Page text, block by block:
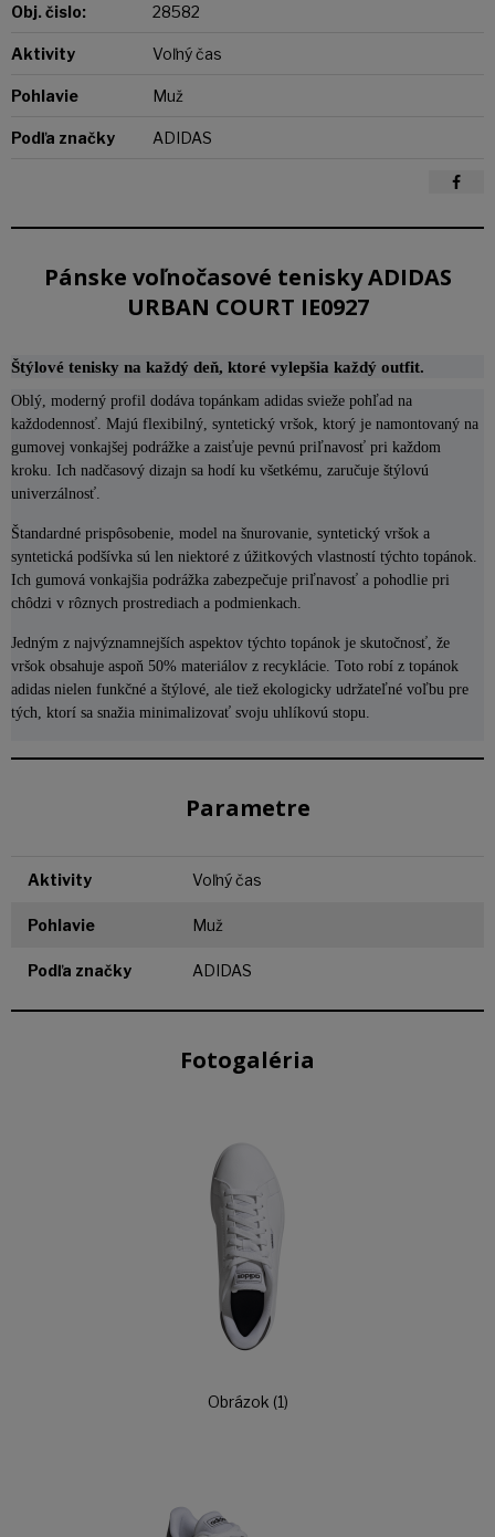
Obj. čislo: 28582
Aktivity Voľný čas
Pohlavie Muž
Podľa značky ADIDAS
Pánske voľnočasové tenisky ADIDAS
URBAN COURT IE0927
Štýlové tenisky na každý deň, ktoré vylepšia každý outfit.
Oblý, moderný profil dodáva topánkam adidas svieže pohľad na
každodennosť. Majú flexibilný, syntetický vršok, ktorý je namontovaný na
gumovej vonkajšej podrážke a zaisťuje pevnú priľnavosť pri každom
kroku. Ich nadčasový dizajn sa hodí ku všetkému, zaručuje štýlovú
univerzálnosť.
Štandardné prispôsobenie, model na šnurovanie, syntetický vršok a
syntetická podšívka sú len niektoré z úžitkových vlastností týchto topánok.
Ich gumová vonkajšia podrážka zabezpečuje priľnavosť a pohodlie pri
chôdzi v rôznych prostrediach a podmienkach.
Jedným z najvýznamnejších aspektov týchto topánok je skutočnosť, že
vršok obsahuje aspoň 50% materiálov z recyklácie. Toto robí z topánok
adidas nielen funkčné a štýlové, ale tiež ekologicky udržateľné voľbu pre
tých, ktorí sa snažia minimalizovať svoju uhlíkovú stopu.
Parametre
Aktivity Voľný čas
Pohlavie Muž
Podľa značky ADIDAS
Fotogaléria
Obrázok (1)